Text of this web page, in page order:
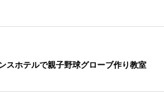
スホテルで親子野球グローブ作り教室